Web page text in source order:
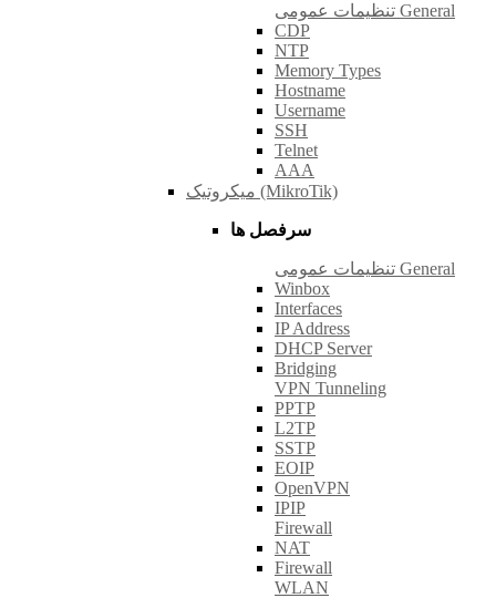
تنظیمات عمومی General
CDP
NTP
Memory Types
Hostname
Username
SSH
Telnet
AAA
میکروتیک (MikroTik)
سرفصل ها
تنظیمات عمومی General
Winbox
Interfaces
IP Address
DHCP Server
Bridging
VPN Tunneling
PPTP
L2TP
SSTP
EOIP
OpenVPN
IPIP
Firewall
NAT
Firewall
WLAN